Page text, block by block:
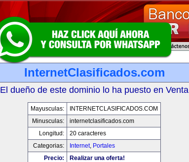
InternetClasificados.com
El dueño de este dominio lo ha puesto en Venta
Mayusculas:
INTERNETCLASIFICADOS.COM
Minusculas:
internetclasificados.com
Longitud:
20 caracteres
Categorias:
Internet, Portales
Precio:
Realizar una oferta!